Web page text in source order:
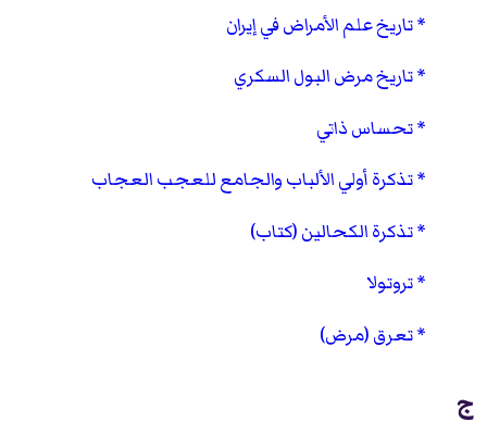
تاريخ علم الأمراض في إيران
تاريخ مرض البول السكري
تحساس ذاتي
تذكرة أولي الألباب والجامع للعجب العجاب
تذكرة الكحالين (كتاب)
تروتولا
تعرق (مرض)
ج